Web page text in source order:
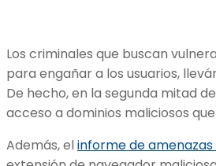
Los criminales que buscan
para engañar a los usuarios,
De hecho, en la segunda mitad
acceso a dominios maliciosos
Además, elinforme de amenazas